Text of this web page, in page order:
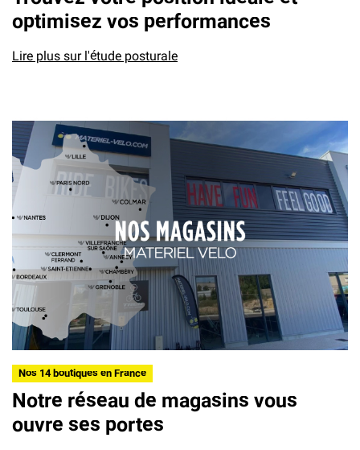
optimisez vos performances
Lire plus sur l'étude posturale
Nos 14 boutiques en France
Notre réseau de magasins vous
ouvre ses portes